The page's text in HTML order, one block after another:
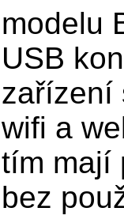
modelu
USB
zařízení
wifi a
tím mají
bez